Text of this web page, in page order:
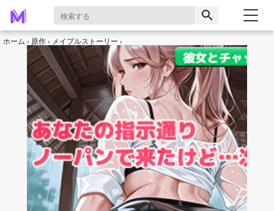
search
ホーム 原作 メイプルストーリー